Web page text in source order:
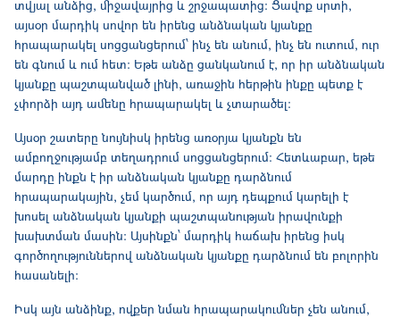
տվյալ անձից, միջավայրից և շրջապատից։ Ցավոք սրտի,
այսօր մարդիկ սովոր են իրենց անձնական կյանքը
հրապարակել սոցցանցերում՝ ինչ են անում, ինչ են ուտում, ուր
են գնում և ում հետ։ Եթե անձը ցանկանում է, որ իր անձնական
կյանքը պաշտպանված լինի, առաջին հերթին ինքը պետք է
չփորձի այդ ամենը հրապարակել և չտարածել։
Այսօր շատերը նույնիսկ իրենց առօրյա կյանքն են
ամբողջությամբ տեղադրում սոցցանցերում։ Հետևաբար, եթե
մարդը ինքն է իր անձնական կյանքը դարձնում
հրապարակային, չեմ կարծում, որ այդ դեպքում կարելի է
խոսել անձնական կյանքի պաշտպանության իրավունքի
խախտման մասին։ Այսինքն՝ մարդիկ հաճախ իրենց իսկ
գործողություններով անձնական կյանքը դարձնում են բոլորին
հասանելի։
Իսկ այն անձինք, ովքեր նման հրապարակումներ չեն անում,